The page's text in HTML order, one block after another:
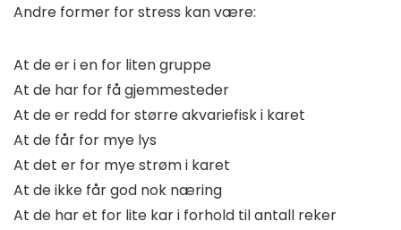
Andre former for stress kan være:
At de er i en for liten gruppe
At de har for få gjemmesteder
At de er redd for større akvariefisk i karet
At de får for mye lys
At det er for mye strøm i karet
At de ikke får god nok næring
At de har et for lite kar i forhold til antall reker